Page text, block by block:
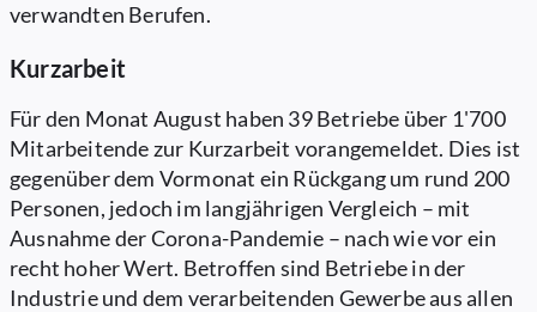
verwandten Berufen.
Kurzarbeit
Für den Monat August haben 39 Betriebe über 1'700
Mitarbeitende zur Kurzarbeit vorangemeldet. Dies ist
gegenüber dem Vormonat ein Rückgang um rund 200
Personen, jedoch im langjährigen Vergleich – mit
Ausnahme der Corona-Pandemie – nach wie vor ein
recht hoher Wert. Betroffen sind Betriebe in der
Industrie und dem verarbeitenden Gewerbe aus allen